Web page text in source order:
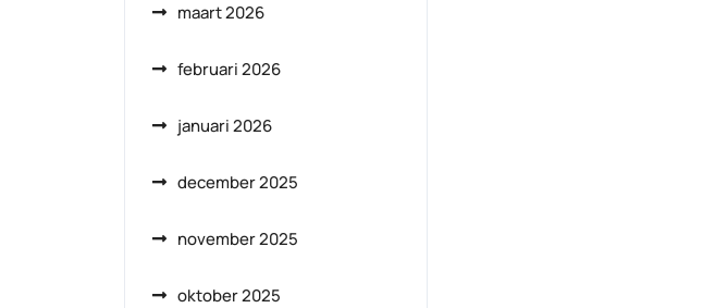
maart 2026
februari 2026
januari 2026
december 2025
november 2025
oktober 2025